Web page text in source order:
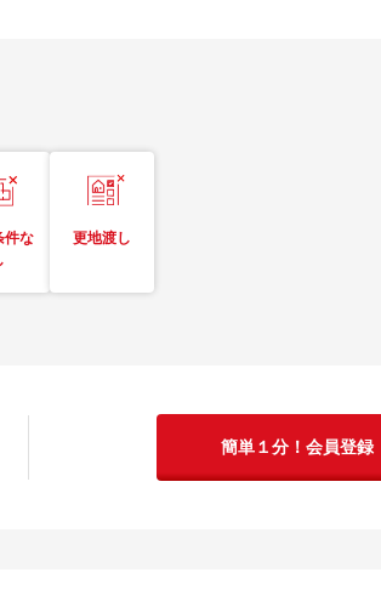
件な
更地渡し
簡単１分！会員登録